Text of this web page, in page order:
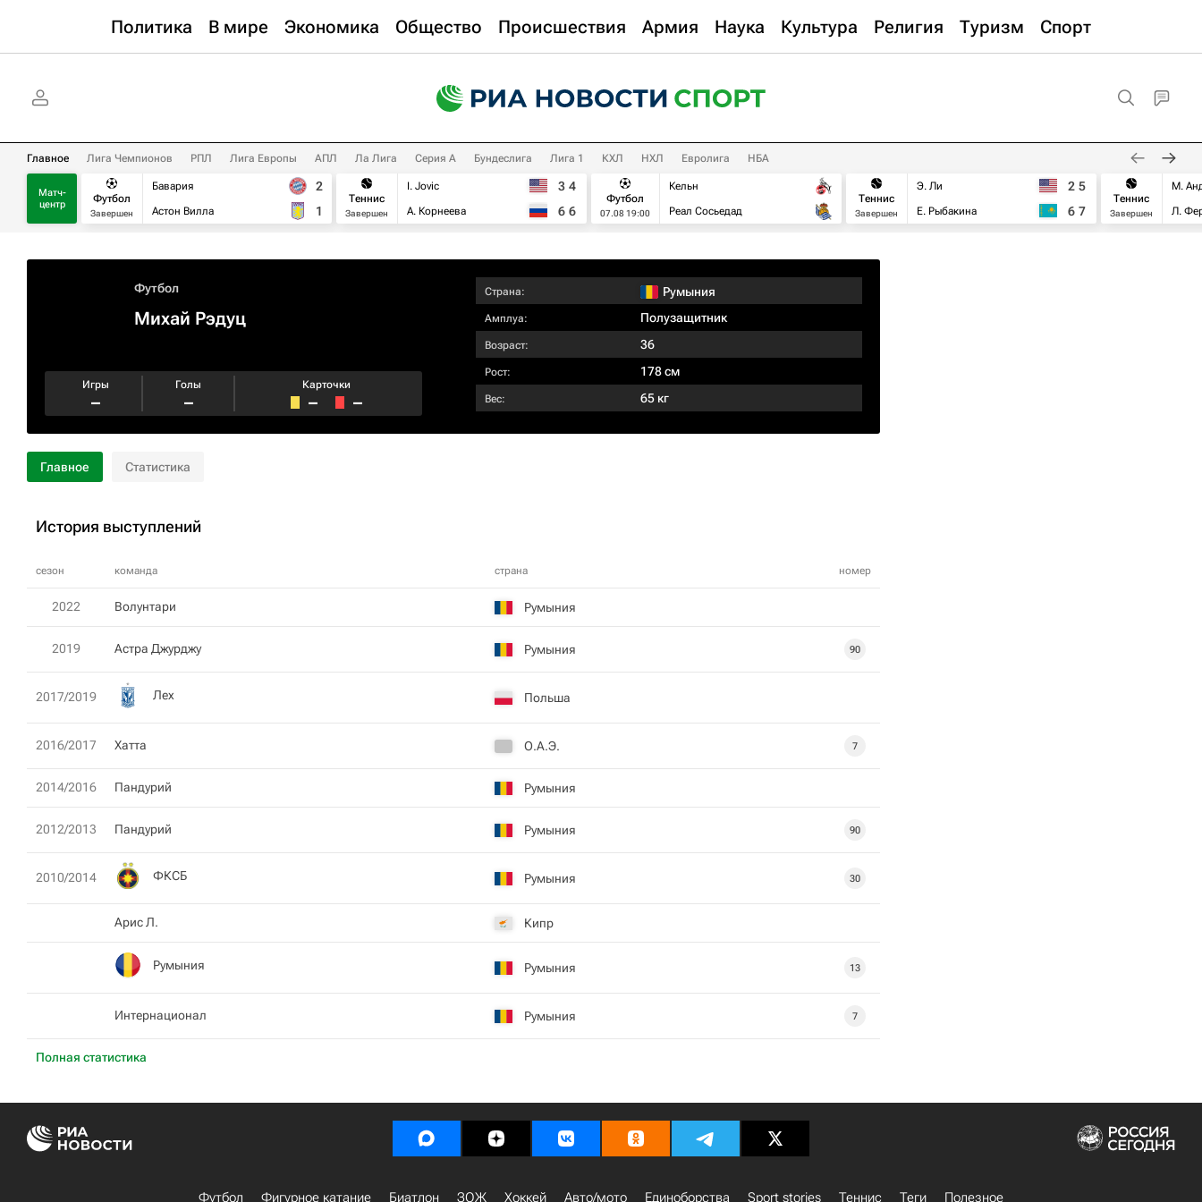
Политика В мире Экономика Общество Происшествия Армия Наука Культура Религия Туризм Спорт
Главное Лига Чемпионов РПЛ Лига Европы АПЛ Ла Лига Серия А Бундеслига Лига 1 КХЛ НХЛ Евролига НБА
Матч-
центр
Футбол
Завершен
Бавария
Астон Вилла
2
1
Теннис
Завершен
I. Jovic
А. Корнеева
3 4
6 6
Футбол
07.08 19:00
Кельн
Реал Сосьедад
Теннис
Завершен
Э. Ли
Е. Рыбакина
2 5
6 7
Теннис
Завершен
М.
Л.
Футбол
Михай Рэдуц
Игры
–
Голы
–
Карточки
– –
Страна: Румыния
Амплуа: Полузащитник
Возраст: 36
Рост: 178 см
Вес: 65 кг
Главное Статистика
История выступлений
сезон команда страна номер
Полная статистика
2022 Волунтари Румыния
2019 Астра Джурджу Румыния 90
2017/2019 Лех Польша
2016/2017 Хатта О.А.Э. 7
2014/2016 Пандурий Румыния
2012/2013 Пандурий Румыния 90
2010/2014 ФКСБ Румыния 30
Арис Л. Кипр
Румыния Румыния 13
Интернационал Румыния 7
Футбол Фигурное катание Биатлон ЗОЖ Хоккей Авто/мото Единоборства Sport stories Теннис Теги Полезное